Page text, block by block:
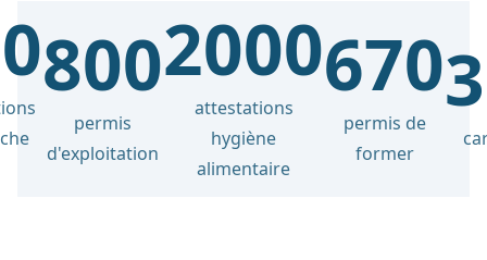
800
permis
d'exploitation
2000
attestations
hygiène
alimentaire
670
permis de
former